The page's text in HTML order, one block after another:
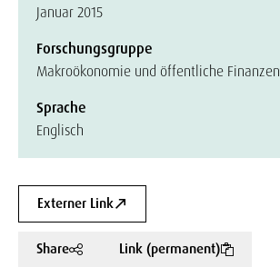
Januar 2015
Forschungsgruppe
Makroökonomie und öffentliche Finanzen
Sprache
Englisch
Externer Link
Share Link (permanent)